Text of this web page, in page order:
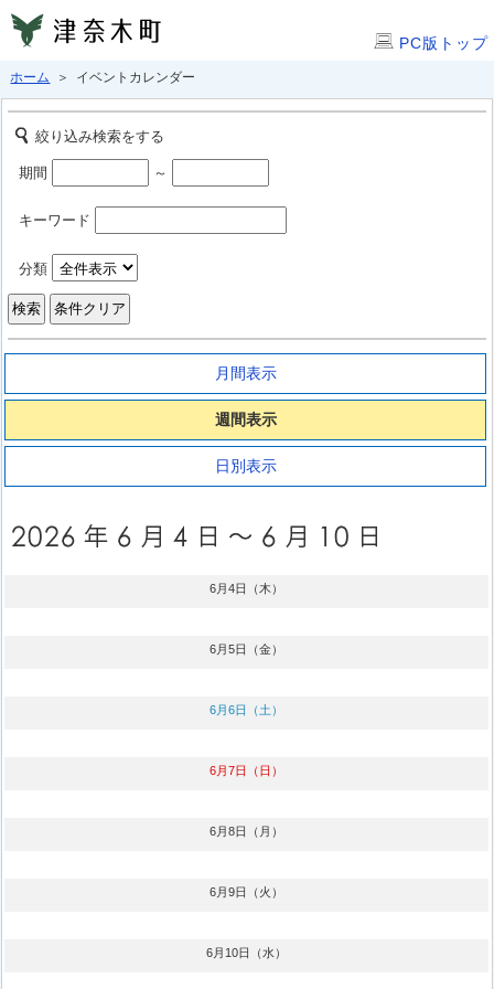
PC版トップ
ホーム ＞ イベントカレンダー
絞り込み検索をする
期間 ～
キーワード
分類
月間表示
週間表示
日別表示
6月4日（木）
6月5日（金）
6月6日（土）
6月7日（日）
6月8日（月）
6月9日（火）
6月10日（水）